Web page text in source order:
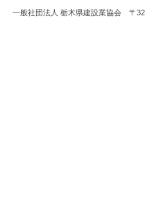
一般社団法人 栃木県建設業協会 〒